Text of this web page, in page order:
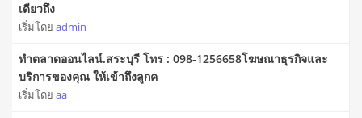
เดียวถึง
เริ่มโดย admin
ทำตลาดออนไลน์.สระบุรี โทร : 098-1256658โฆษณาธุรกิจและ
บริการของคุณ ให้เข้าถึงลูกค
เริ่มโดย aa